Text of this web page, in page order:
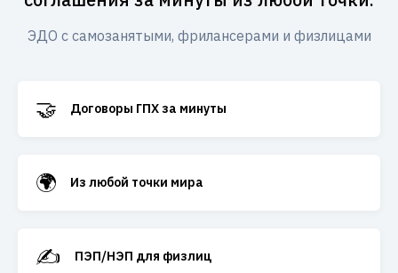
ЭДО с самозанятыми, фрилансерами и физлицами
🤝 Договоры ГПХ за минуты
🌍 Из любой точки мира
✍️ ПЭП/НЭП для физлиц